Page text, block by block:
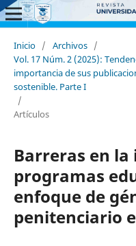
Inicio / Archivos /
Vol. 17 Núm. 2 (2025):
importancia de sus
sostenible. Parte I
/
Artículos
Barreras en
programas
enfoque de
penitenciario